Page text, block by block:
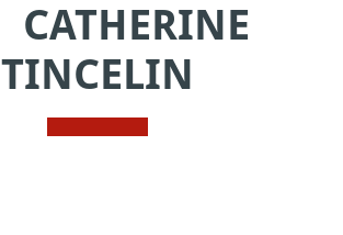
CATHERINE
TINCELIN